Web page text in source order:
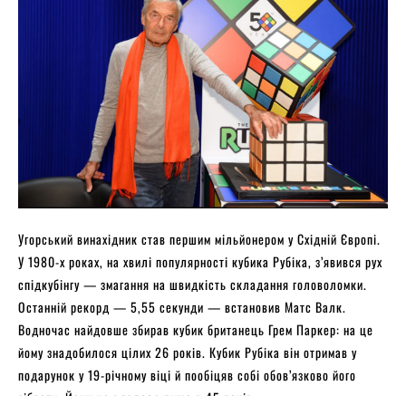
Угорський винахідник став першим мільйонером у Східній Європі.
У 1980-х роках, на хвилі популярності кубика Рубіка, з’явився рух
спідкубінгу — змагання на швидкість складання головоломки.
Останній рекорд — 5,55 секунди — встановив Матс Валк.
Водночас найдовше збирав кубик британець Грем Паркер: на це
йому знадобилося цілих 26 років. Кубик Рубіка він отримав у
подарунок у 19-річному віці й пообіцяв собі обов’язково його